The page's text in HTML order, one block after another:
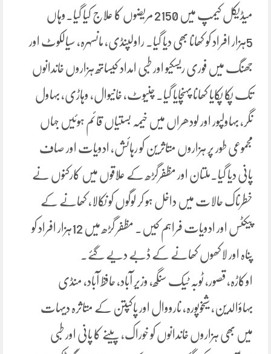
میڈیکل کیمپ میں 2150 مریضوں کا علاج کیا گیا۔وہاں
5ہزار افراد کو کھانا بھی دیا گیا۔ راولپنڈی، مانسہرہ، سیالکوٹ اور
جھنگ میں فوری ریسکیو اور طبی امداد کیساتھ ہزاروں خاندانوں
تک پکا پکایا کھانا پہنچایا گیا۔ چنیوٹ، خانیوال، وہاڑی، بہاول
نگر، بہاولپور اور لودھراں میں خیمہ بستیاں قائم ہوئیں جہاں
مجموعی طور پر ہزاروں متاثرین کو رہائش، ادویات اور صاف
پانی دیا گیا۔ملتان اور مظفرگڑھ کے علاقوں میں کارکنوں نے
خطرناک حالات میں داخل ہو کر لوگوں کو نکالا، کھانے کے
پیکٹس اور ادویات فراہم کیں۔ مظفر گڑھ میں 12ہزار افراد کو
پناہ اور لاکھوں کھانے کے ڈبے دیے گئے۔
اوکاڑہ، قصور، ٹوبہ ٹیک سنگھ، وزیر آباد، حافظ آباد، منڈی
بہاؤالدین، شیخوپورہ، نارووال اور پاکپتن کے متاثرہ دیہات
میں بھی ہزاروں خاندانوں کو خوراک، پینے کا پانی اور طبی